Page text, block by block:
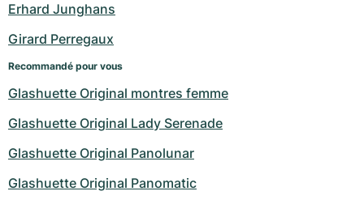
Erhard Junghans
Girard Perregaux
Recommandé pour vous
Glashuette Original montres femme
Glashuette Original Lady Serenade
Glashuette Original Panolunar
Glashuette Original Panomatic